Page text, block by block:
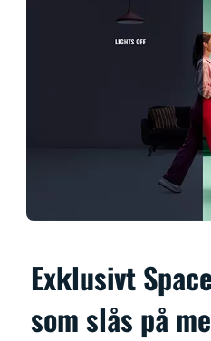
Exklusivt
som slås på